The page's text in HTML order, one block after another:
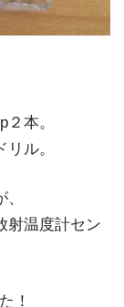
本。
ル。
射温度計セン
！